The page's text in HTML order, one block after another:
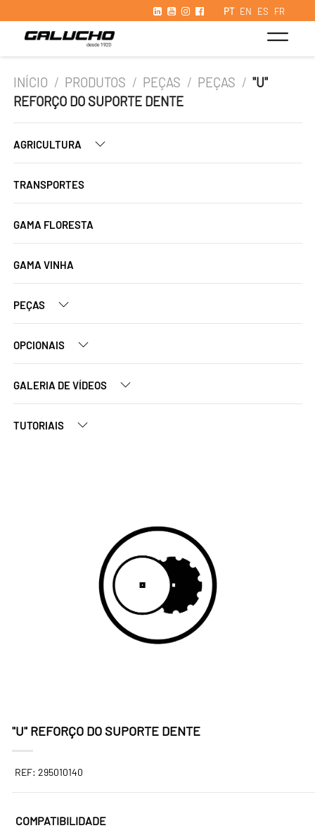
PT EN ES FR
INÍCIO / PRODUTOS / PEÇAS / PEÇAS / "U"
REFORÇO DO SUPORTE DENTE
AGRICULTURA
TRANSPORTES
GAMA FLORESTA
GAMA VINHA
PEÇAS
OPCIONAIS
GALERIA DE VÍDEOS
TUTORIAIS
"U" REFORÇO DO SUPORTE DENTE
REF: 295010140
COMPATIBILIDADE